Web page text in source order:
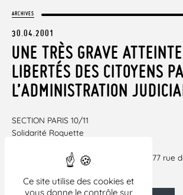
Ce site utilise des cookies et
vous donne le contrôle sur
ARCHIVES
30.04.2001
UNE TRÈS GRAVE
LIBERTÉS DES CITOYENS
L’ADMINISTRATION
SECTION PARIS 10/11
Solidarité Roquette
Réunion une fois par mois à l’AGECA 177 rue
Charonne 75011 Paris